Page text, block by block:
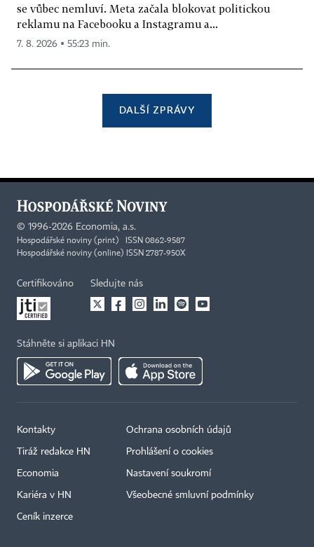
se vůbec nemluví. Meta začala blokovat politickou
reklamu na Facebooku a Instagramu a...
7. 8. 2026 ▪ 55:23 min.
DALŠÍ ZPRÁVY
© 1996-2026 Economia, a.s.
Hospodářské noviny (print) ISSN 0862-9587
Hospodářské noviny (online) ISSN 2787-950X
Certifikováno Sledujte nás
Stáhněte si aplikaci HN
Kontakty
Tiráž redakce HN
Economia
Kariéra v HN
Ceník inzerce
Ochrana osobních údajů
Prohlášení o cookies
Nastavení soukromí
Všeobecné smluvní podmínky